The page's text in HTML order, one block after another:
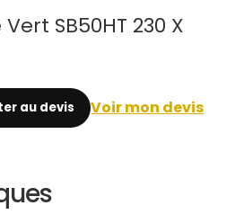
SB50HT 230 X
au devis Voir mon devis